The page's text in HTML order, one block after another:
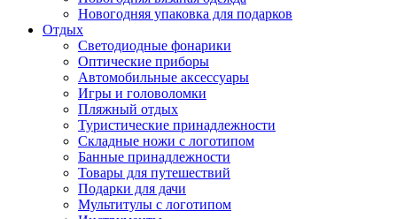
Новогодняя упаковка для подарков
Отдых
Светодиодные фонарики
Оптические приборы
Автомобильные аксессуары
Игры и головоломки
Пляжный отдых
Туристические принадлежности
Складные ножи с логотипом
Банные принадлежности
Товары для путешествий
Подарки для дачи
Мультитулы с логотипом